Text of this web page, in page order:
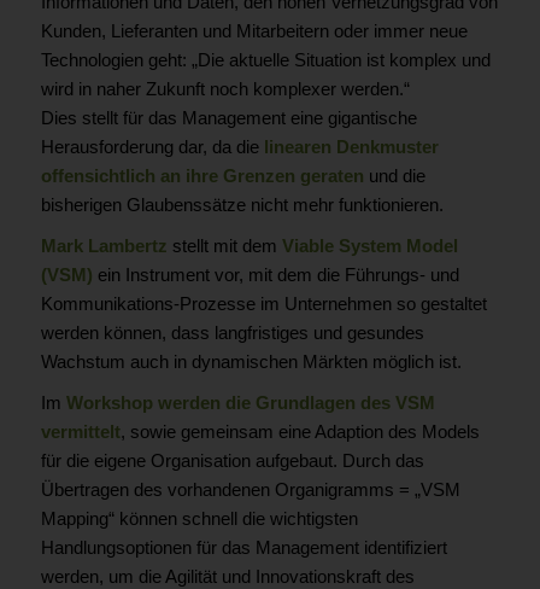
Kunden, Lieferanten und Mitarbeitern oder immer neue
Technologien geht: „Die aktuelle Situation ist komplex und
wird in naher Zukunft noch komplexer werden.“
Dies stellt für das Management eine gigantische
Herausforderung dar, da die linearen Denkmuster
offensichtlich an ihre Grenzen geraten und die
bisherigen Glaubenssätze nicht mehr funktionieren.
Mark Lambertz stellt mit dem Viable System Model
(VSM) ein Instrument vor, mit dem die Führungs- und
Kommunikations-Prozesse im Unternehmen so gestaltet
werden können, dass langfristiges und gesundes
Wachstum auch in dynamischen Märkten möglich ist.
Im Workshop werden die Grundlagen des VSM
vermittelt, sowie gemeinsam eine Adaption des Models
für die eigene Organisation aufgebaut. Durch das
Übertragen des vorhandenen Organigramms = „VSM
Mapping“ können schnell die wichtigsten
Handlungsoptionen für das Management identifiziert
werden, um die Agilität und Innovationskraft des